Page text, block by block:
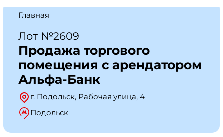
Главная
Лот №2609
Продажа торгового
помещения с арендатором
Альфа-Банк
г. Подольск, Рабочая улица, 4
Подольск